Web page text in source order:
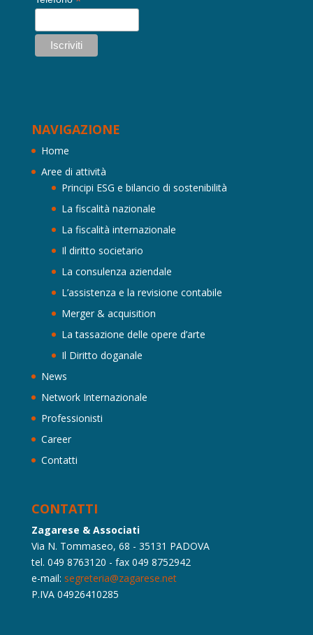
NAVIGAZIONE
Home
Aree di attività
Principi ESG e bilancio di sostenibilità
La fiscalità nazionale
La fiscalità internazionale
Il diritto societario
La consulenza aziendale
L’assistenza e la revisione contabile
Merger & acquisition
La tassazione delle opere d’arte
Il Diritto doganale
News
Network Internazionale
Professionisti
Career
Contatti
CONTATTI
Zagarese & Associati
Via N. Tommaseo, 68 - 35131 PADOVA
tel. 049 8763120 - fax 049 8752942
e-mail: segreteria@zagarese.net
P.IVA 04926410285